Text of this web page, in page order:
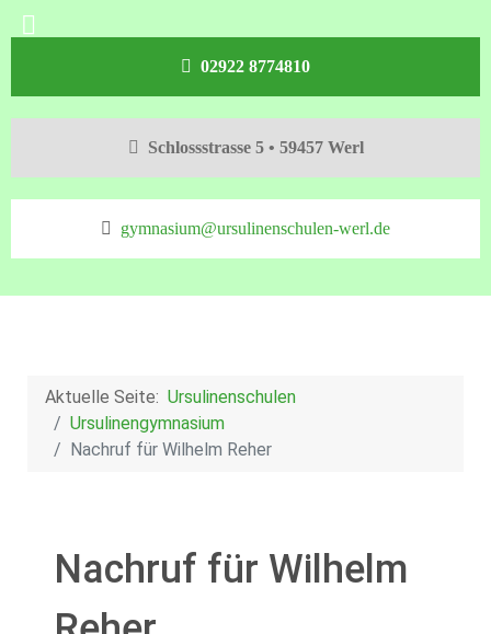
02922 8774810
Schlossstrasse 5 • 59457 Werl
gymnasium@ursulinenschulen-werl.de
Aktuelle Seite: Ursulinenschulen
Ursulinengymnasium
Nachruf für Wilhelm Reher
Nachruf für Wilhelm